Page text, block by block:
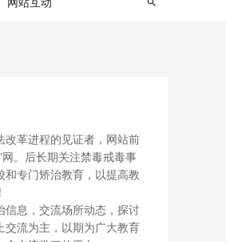
革进程的见证者，网站前
网。后长期关注禁毒戒毒事
和专门矫治教育，以提高教
息，交流场所动态，探讨
交流为主，以期为广大教育